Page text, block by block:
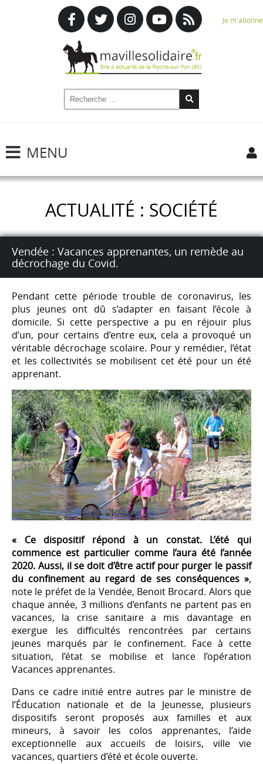
Je m'abonne
MENU
ACTUALITÉ : SOCIÉTÉ
Vendée : Vacances apprenantes, un remède au
décrochage du Covid.
Pendant cette période trouble de coronavirus, les
plus jeunes ont dû s’adapter en faisant l’école à
domicile. Si cette perspective a pu en réjouir plus
d’un, pour certains d’entre eux, cela a provoqué un
véritable décrochage scolaire. Pour y remédier, l’état
et les collectivités se mobilisent cet été pour un été
apprenant.
« Ce dispositif répond à un constat. L’été qui
commence est particulier comme l’aura été l’année
2020. Aussi, il se doit d’être actif pour purger le passif
du confinement au regard de ses conséquences »,
note le préfet de la Vendée, Benoit Brocard. Alors que
chaque année, 3 millions d’enfants ne partent pas en
vacances, la crise sanitaire a mis davantage en
exergue les difficultés rencontrées par certains
jeunes marqués par le confinement. Face à cette
situation, l’état se mobilise et lance l’opération
Vacances apprenantes.
Dans ce cadre initié entre autres par le ministre de
l’Éducation nationale et de la Jeunesse, plusieurs
dispositifs seront proposés aux familles et aux
mineurs, à savoir les colos apprenantes, l’aide
exceptionnelle aux accueils de loisirs, ville vie
vacances, quartiers d’été et école ouverte.